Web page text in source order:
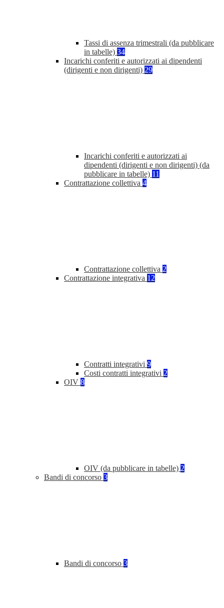
Tassi di assenza trimestrali (da pubblicare
in tabelle) 34
Incarichi conferiti e autorizzati ai dipendenti
(dirigenti e non dirigenti) 29
Incarichi conferiti e autorizzati ai
dipendenti (dirigenti e non dirigenti) (da
pubblicare in tabelle) 11
Contrattazione collettiva 4
Contrattazione collettiva 2
Contrattazione integrativa 12
Contratti integrativi 9
Costi contratti integrativi 2
OIV 8
OIV (da pubblicare in tabelle) 2
Bandi di concorso 3
Bandi di concorso 3